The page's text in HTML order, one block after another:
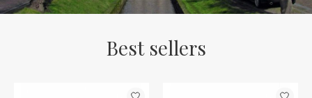
Best sellers
Items van productcarrousel